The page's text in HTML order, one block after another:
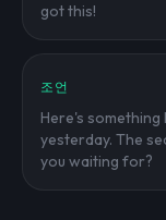
got this!
조언
Here's
yesterday. The
you waiting for?